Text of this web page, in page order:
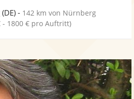
(DE) - 142 km von Nürnberg
- 1800 € pro Auftritt)